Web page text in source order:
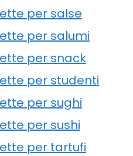
per salse
per salumi
per snack
per studenti
per sughi
per sushi
per tartufi